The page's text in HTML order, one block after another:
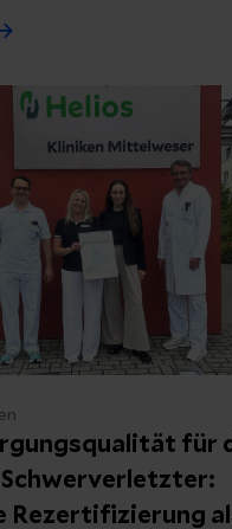
die Helios
dem 6. Juli 2026
Landkreises
jeden Montag eine
direkt in der Klinik an.
für
Schwerverletzter:
Rezertifizierung